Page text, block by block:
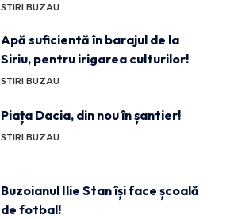
STIRI BUZAU
Apă suficientă în barajul de la
Siriu, pentru irigarea culturilor!
STIRI BUZAU
Piața Dacia, din nou în șantier!
STIRI BUZAU
Buzoianul Ilie Stan își face școală
de fotbal!